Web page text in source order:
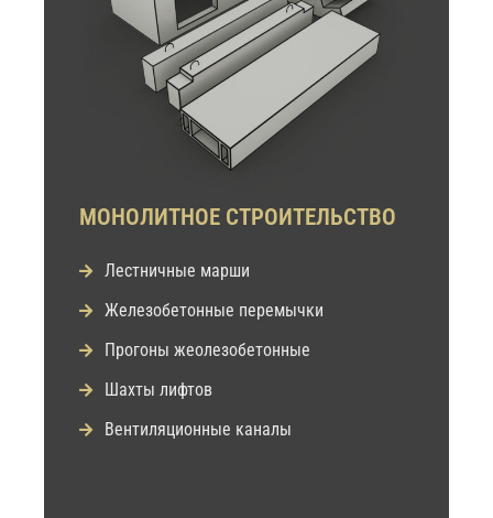
МОНОЛИТНОЕ СТРОИТЕЛЬСТВО
Лестничные марши
Железобетонные перемычки
Прогоны жеолезобетонные
Шахты лифтов
Вентиляционные каналы